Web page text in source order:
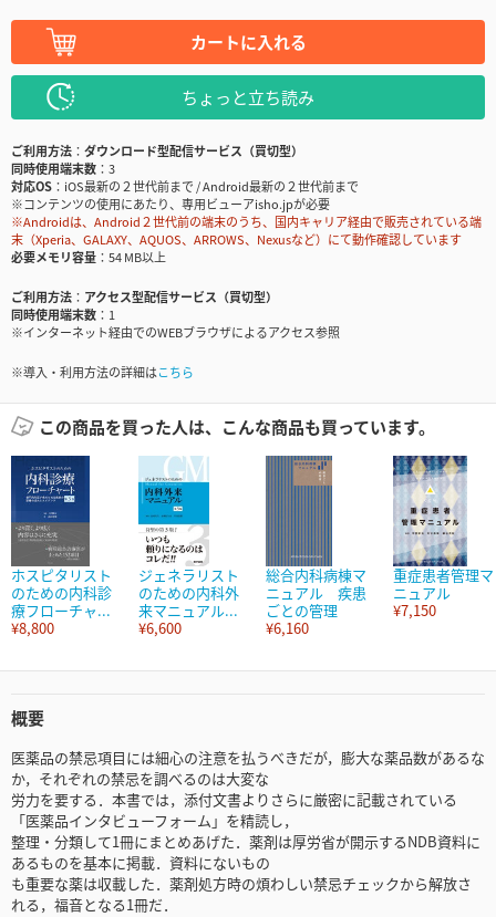
カートに入れる
ちょっと立ち読み
ご利用方法
ダウンロード型配信サービス（買切型）
同時使用端末数
3
対応OS
iOS最新の２世代前まで / Android最新の２世代前まで
※コンテンツの使用にあたり、専用ビューアisho.jpが必要
※Androidは、Android２世代前の端末のうち、国内キャリア経由で販売されている端
末（Xperia、GALAXY、AQUOS、ARROWS、Nexusなど）にて動作確認しています
必要メモリ容量
54 MB以上
ご利用方法
アクセス型配信サービス（買切型）
同時使用端末数
1
※インターネット経由でのWEBブラウザによるアクセス参照
※導入・利用方法の詳細はこちら
この商品を買った人は、こんな商品も買っています。
ホスピタリスト
のための内科診
療フローチャ...
¥8,800
ジェネラリスト
のための内科外
来マニュアル...
¥6,600
総合内科病棟マ
ニュアル 疾患
ごとの管理
¥6,160
重症患者管理マ
ニュアル
¥7,150
概要
医薬品の禁忌項目には細心の注意を払うべきだが，膨大な薬品数があるな
か，それぞれの禁忌を調べるのは大変な
労力を要する．本書では，添付文書よりさらに厳密に記載されている
「医薬品インタビューフォーム」を精読し，
整理・分類して1冊にまとめあげた．薬剤は厚労省が開示するNDB資料に
あるものを基本に掲載．資料にないもの
も重要な薬は収載した．薬剤処方時の煩わしい禁忌チェックから解放さ
れる，福音となる1冊だ．